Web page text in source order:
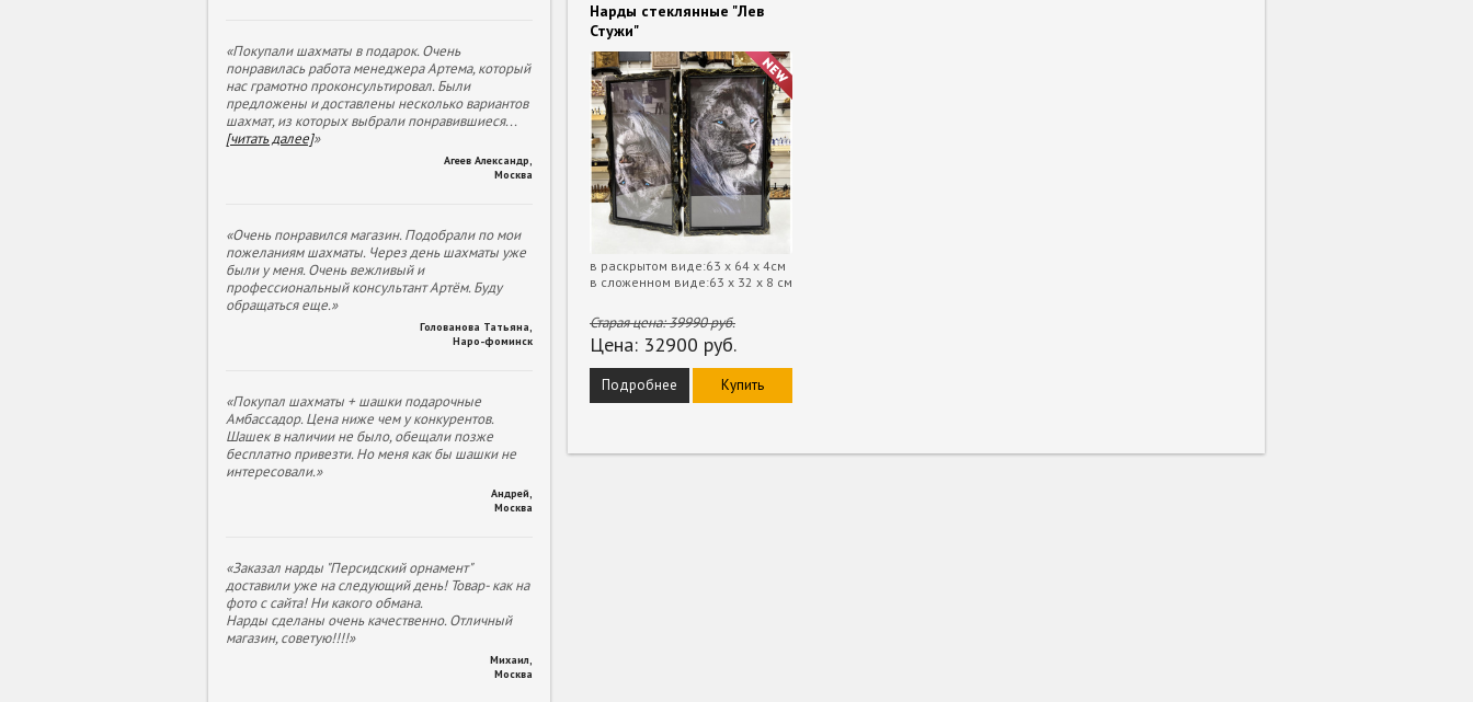
«Покупали шахматы в подарок. Очень
понравилась работа менеджера Артема, который
нас грамотно проконсультировал. Были
предложены и доставлены несколько вариантов
шахмат, из которых выбрали понравившиеся...
[читать далее]»
Агеев Александр
Москва
«Очень понравился магазин. Подобрали по мои
пожеланиям шахматы. Через день шахматы уже
были у меня. Очень вежливый и
профессиональный консультант Артём. Буду
обращаться еще.»
Голованова Татьяна
Наро-фоминск
«Покупал шахматы + шашки подарочные
Амбассадор. Цена ниже чем у конкурентов.
Шашек в наличии не было, обещали позже
бесплатно привезти. Но меня как бы шашки не
интересовали.»
Андрей
Москва
«Заказал нарды "Персидский орнамент"
доставили уже на следующий день! Товар- как на
фото с сайта! Ни какого обмана.
Нарды сделаны очень качественно. Отличный
магазин, советую!!!!»
Михаил
Москва
Нарды стеклянные "Лев
Стужи"
в раскрытом виде:63 х 64 х 4см
в сложенном виде:63 х 32 х 8 см
Старая цена:39990руб.
Цена: 32900 руб.
Подробнее Купить